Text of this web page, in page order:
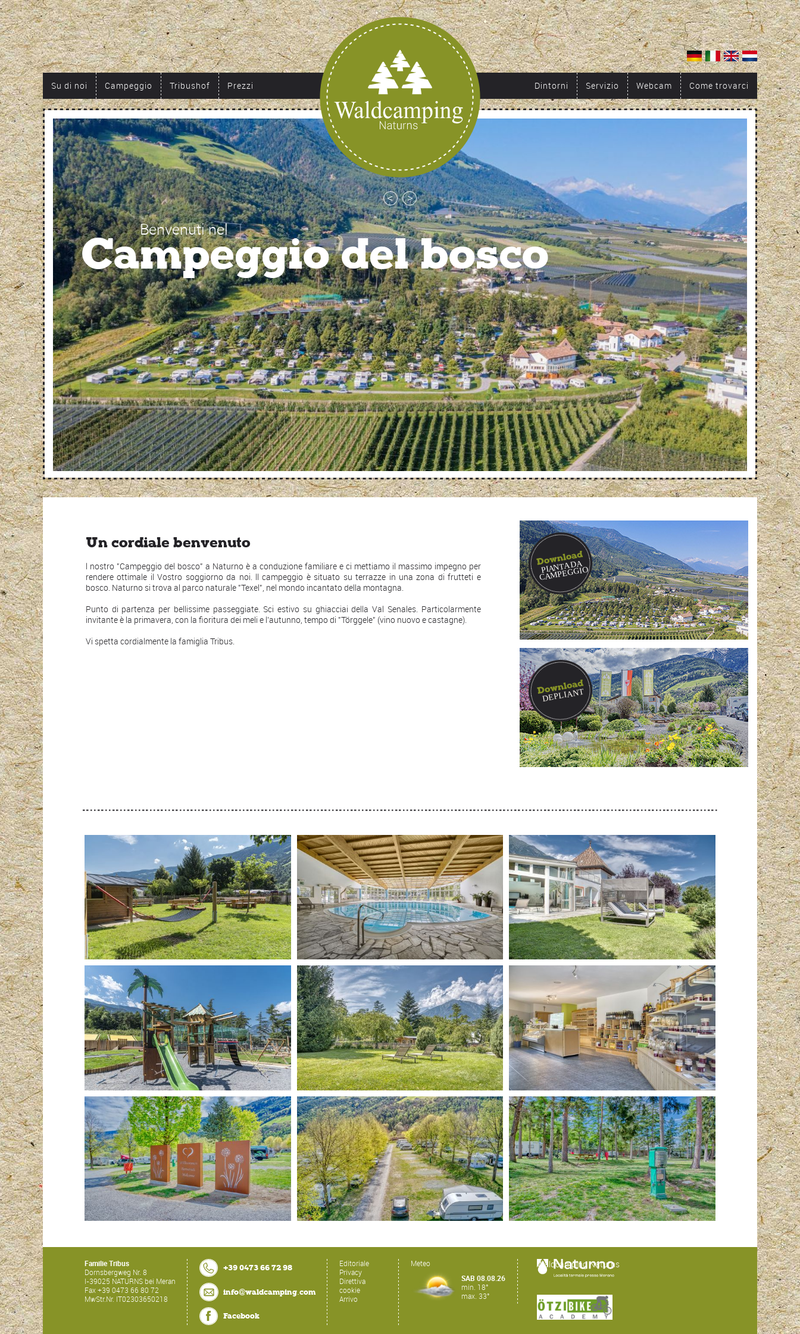
Su di noi Campeggio Tribushof Prezzi Come trovarci
Webcam
Servizio
Dintorni
Benvenuti nel
Campeggio del bosco
Un cordiale benvenuto
l nostro "Campeggio del bosco" a Naturno è a conduzione familiare e ci mettiamo il massimo impegno per
rendere ottimale il Vostro soggiorno da noi. ll campeggio è situato su terrazze in una zona di frutteti e
bosco. Naturno si trova al parco naturale "Texel", nel mondo incantato della montagna.
Punto di partenza per bellissime passeggiate. Sci estivo su ghiacciai della Val Senales. Particolarmente
invitante è la primavera, con la fioritura dei meli e l'autunno, tempo di "Törggele" (vino nuovo e castagne).
Vi spetta cordialmente la famiglia Tribus.
Familie Tribus
Dornsbergweg Nr. 8
I-39025 NATURNS bei Meran
Fax+39 0473 66 80 72
MwStr.Nr. IT02303650218
+39 0473 66 72 98
info@waldcamping com
Facebook
Editoriale
Privacy
Direttiva
cookie
Arrivo
Meteo
SAB 08.08.26
min. 18°
max. 33°
Waldcamping Naturns